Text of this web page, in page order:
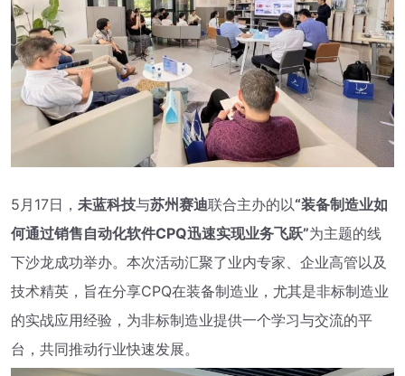
5月17日， 未蓝科技与苏州赛迪联合主办的以“装备制造业如
何通过销售自动化软件CPQ迅速实现业务飞跃”为主题的线
下沙龙成功举办。本次活动汇聚了业内专家、企业高管以及
技术精英，旨在分享CPQ在装备制造业，尤其是非标制造业
的实战应用经验，为非标制造业提供一个学习与交流的平
台，共同推动行业快速发展。